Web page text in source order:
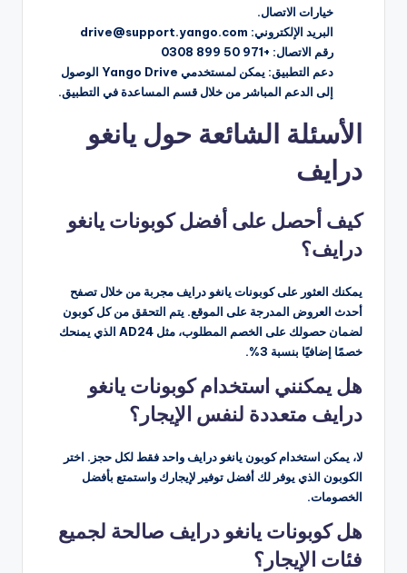
خيارات الاتصال.
البريد الإلكتروني: drive@support.yango.com
رقم الاتصال: +971 50 899 0308
دعم التطبيق: يمكن لمستخدمي Yango Drive الوصول
إلى الدعم المباشر من خلال قسم المساعدة في التطبيق.
الأسئلة الشائعة حول يانغو
درايف
كيف أحصل على أفضل كوبونات يانغو
درايف؟
يمكنك العثور على كوبونات يانغو درايف مجربة من خلال تصفح
أحدث العروض المدرجة على الموقع. يتم التحقق من كل كوبون
لضمان حصولك على الخصم المطلوب، مثل AD24 الذي يمنحك
خصمًا إضافيًا بنسبة 3%.
هل يمكنني استخدام كوبونات يانغو
درايف متعددة لنفس الإيجار؟
لا، يمكن استخدام كوبون يانغو درايف واحد فقط لكل حجز. اختر
الكوبون الذي يوفر لك أفضل توفير لإيجارك واستمتع بأفضل
الخصومات.
هل كوبونات يانغو درايف صالحة لجميع
فئات الإيجار؟